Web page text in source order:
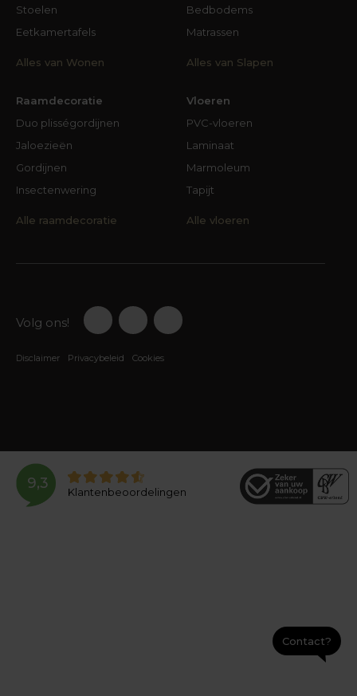
Stoelen
Eetkamertafels
Alles van Wonen
Bedbodems
Matrassen
Alles van Slapen
Raamdecoratie
Duo plisségordijnen
Jaloezieën
Gordijnen
Insectenwering
Alle raamdecoratie
Vloeren
PVC-vloeren
Laminaat
Marmoleum
Tapijt
Alle vloeren
Volg ons!
Disclaimer Privacybeleid Cookies
9,3
Klantenbeoordelingen
Contact?